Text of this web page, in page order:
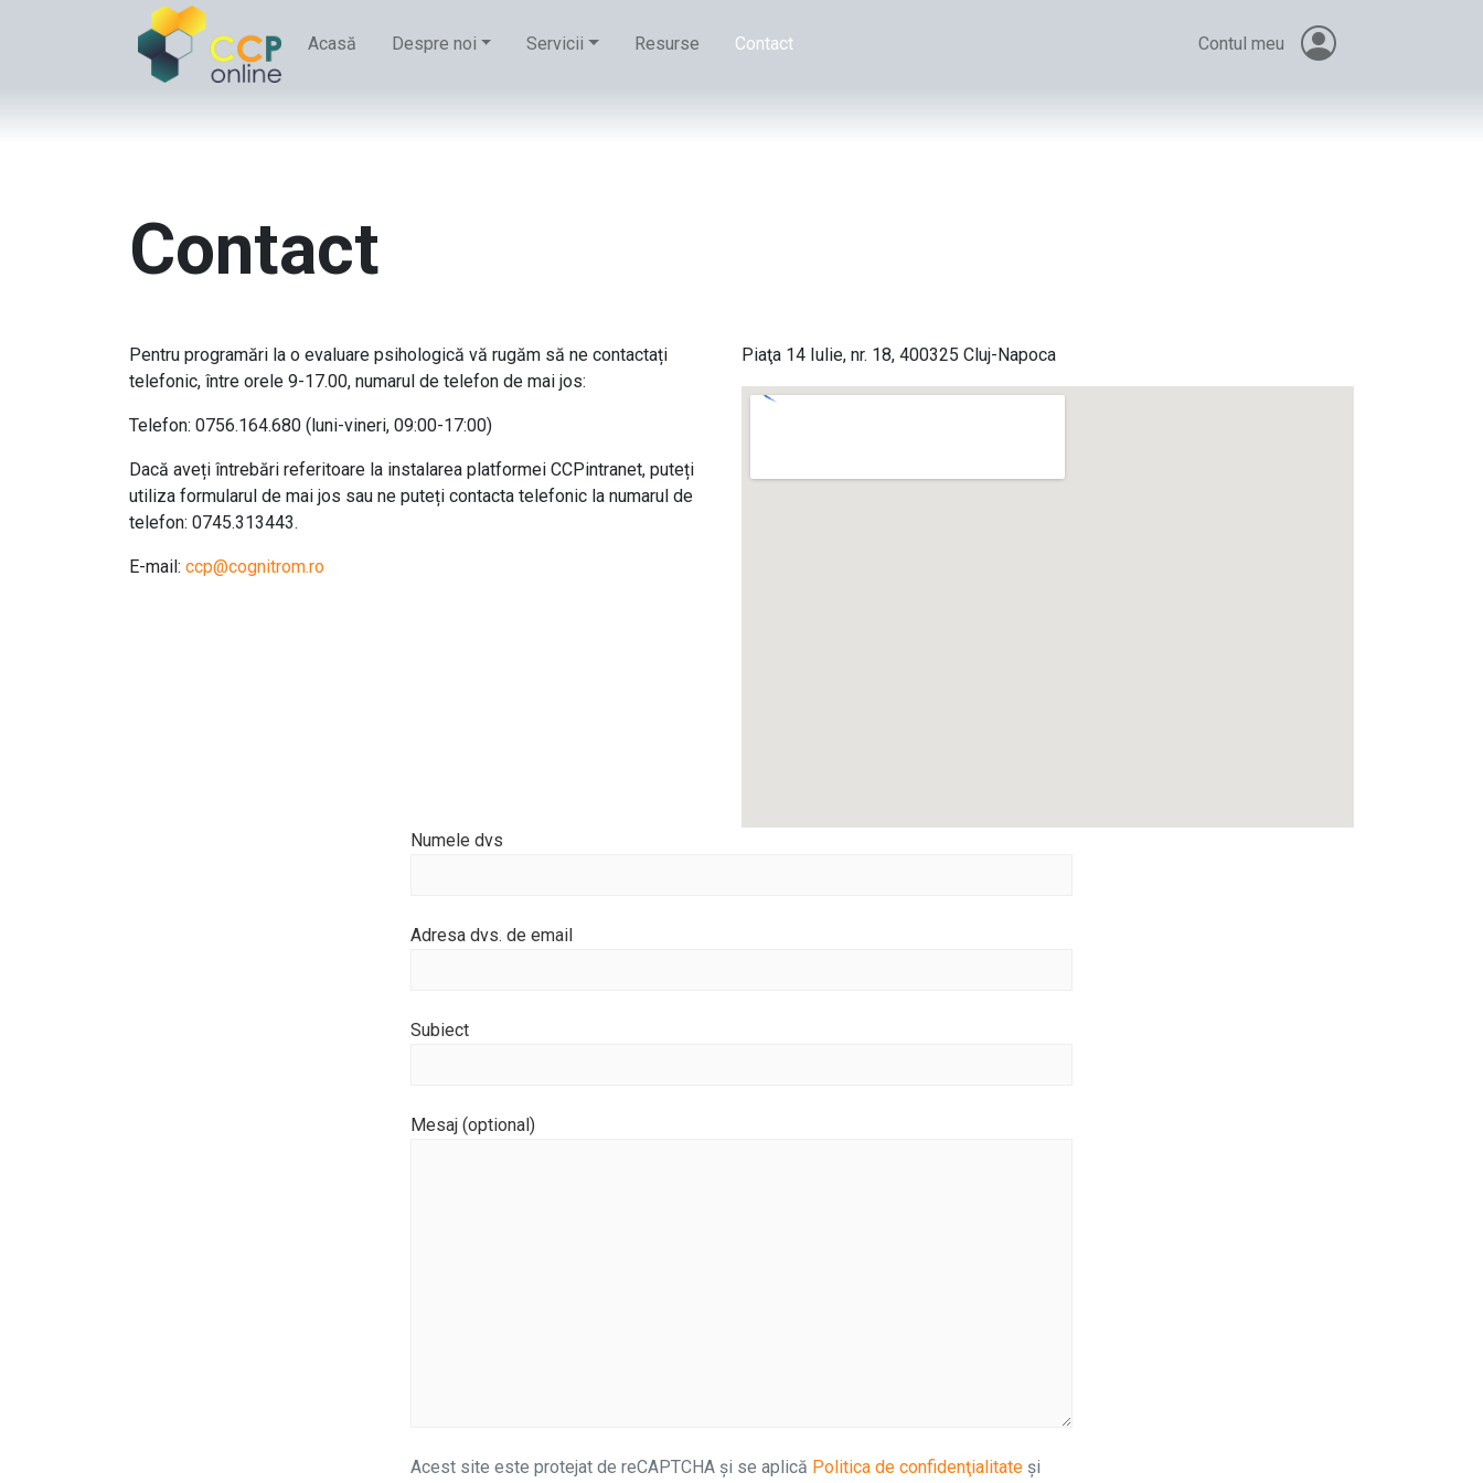
Acasă Despre noi Servicii Resurse Contact Contul meu
Contact
Pentru programări la o evaluare psihologică vă rugăm să ne contactați
telefonic, între orele 9-17.00, numarul de telefon de mai jos:
Telefon: 0756.164.680 (luni-vineri, 09:00-17:00)
Dacă aveți întrebări referitoare la instalarea platformei CCPintranet, puteți
utiliza formularul de mai jos sau ne puteți contacta telefonic la numarul de
telefon: 0745.313443.
E-mail: ccp@cognitrom.ro
Piaţa 14 Iulie, nr. 18, 400325 Cluj-Napoca
Numele dvs
Adresa dvs. de email
Subiect
Mesaj (optional)
Acest site este protejat de reCAPTCHA și se aplică Politica de confidenţialitate și